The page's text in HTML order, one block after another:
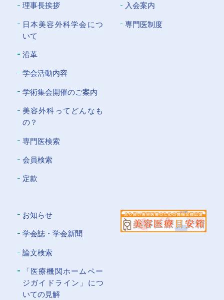
理事長挨拶
⽇本美容外科学会につ
いて
沿革
学会活動内容
学術集会開催のご案内
美容外科ってどんなも
の？
専門医検索
会員検索
定款
入会案内
専門医制度
お知らせ
学会誌・学会新聞
論文検索
「医療機関ホームペー
ジガイドライン」につ
いての⾒解